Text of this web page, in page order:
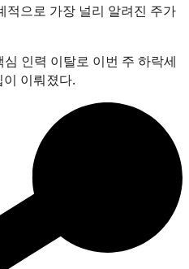
적으로 가장 널리 알려진 주가
인력 이탈로 이번 주 하락세
이뤄졌다.